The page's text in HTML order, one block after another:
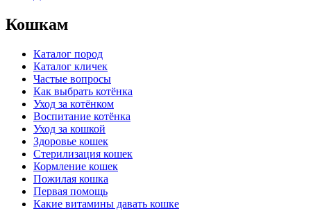
Кошкам
Каталог пород
Каталог кличек
Частые вопросы
Как выбрать котёнка
Уход за котёнком
Воспитание котёнка
Уход за кошкой
Здоровье кошек
Стерилизация кошек
Кормление кошек
Пожилая кошка
Первая помощь
Какие витамины давать кошке